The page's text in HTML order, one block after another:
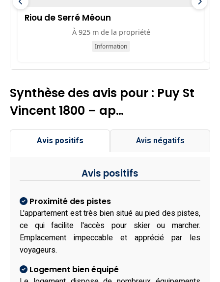
Riou de Serré Méoun
À 925 m de la propriété
Information
Synthèse des avis pour : Puy St
Vincent 1800 – ap…
Avis positifs Avis négatifs
Avis positifs
Proximité des pistes
L'appartement est très bien situé au pied des pistes,
ce qui facilite l'accès pour skier ou marcher.
Emplacement impeccable et apprécié par les
voyageurs.
Logement bien équipé